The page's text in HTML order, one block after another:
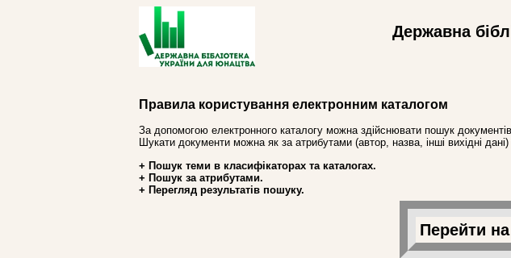
Державна
Правила користування електронним каталогом
За допомогою електронного каталогу можна здійснювати пошук
Шукати документи можна як за атрибутами (автор, назва, інші вихідні
+ Пошук теми в класифікаторах та каталогах.
+ Пошук за атрибутами.
+ Перегляд результатів пошуку.
Перейти